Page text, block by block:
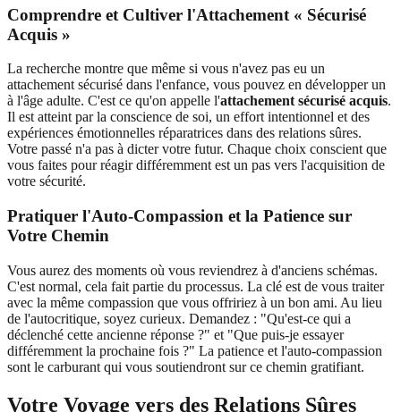
Comprendre et Cultiver l'Attachement « Sécurisé
Acquis »
La recherche montre que même si vous n'avez pas eu un
attachement sécurisé dans l'enfance, vous pouvez en développer un
à l'âge adulte. C'est ce qu'on appelle l'attachement sécurisé acquis.
Il est atteint par la conscience de soi, un effort intentionnel et des
expériences émotionnelles réparatrices dans des relations sûres.
Votre passé n'a pas à dicter votre futur. Chaque choix conscient que
vous faites pour réagir différemment est un pas vers l'acquisition de
votre sécurité.
Pratiquer l'Auto-Compassion et la Patience sur
Votre Chemin
Vous aurez des moments où vous reviendrez à d'anciens schémas.
C'est normal, cela fait partie du processus. La clé est de vous traiter
avec la même compassion que vous offririez à un bon ami. Au lieu
de l'autocritique, soyez curieux. Demandez : "Qu'est-ce qui a
déclenché cette ancienne réponse ?" et "Que puis-je essayer
différemment la prochaine fois ?" La patience et l'auto-compassion
sont le carburant qui vous soutiendront sur ce chemin gratifiant.
Votre Voyage vers des Relations Sûres